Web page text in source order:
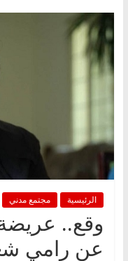
الرئيسية مجتمع مدني
وقع.. عريضة
عن رامي